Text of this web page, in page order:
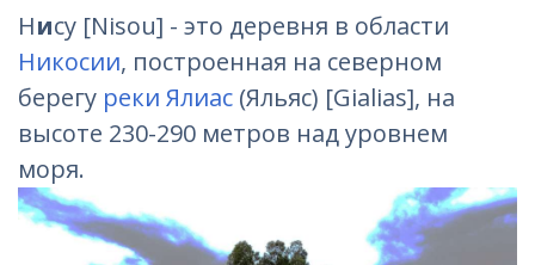
Нису [Nisou] - это деревня в области
Никосии, построенная на северном
берегу реки Ялиас (Яльяс) [Gialias], на
высоте 230-290 метров над уровнем
моря.